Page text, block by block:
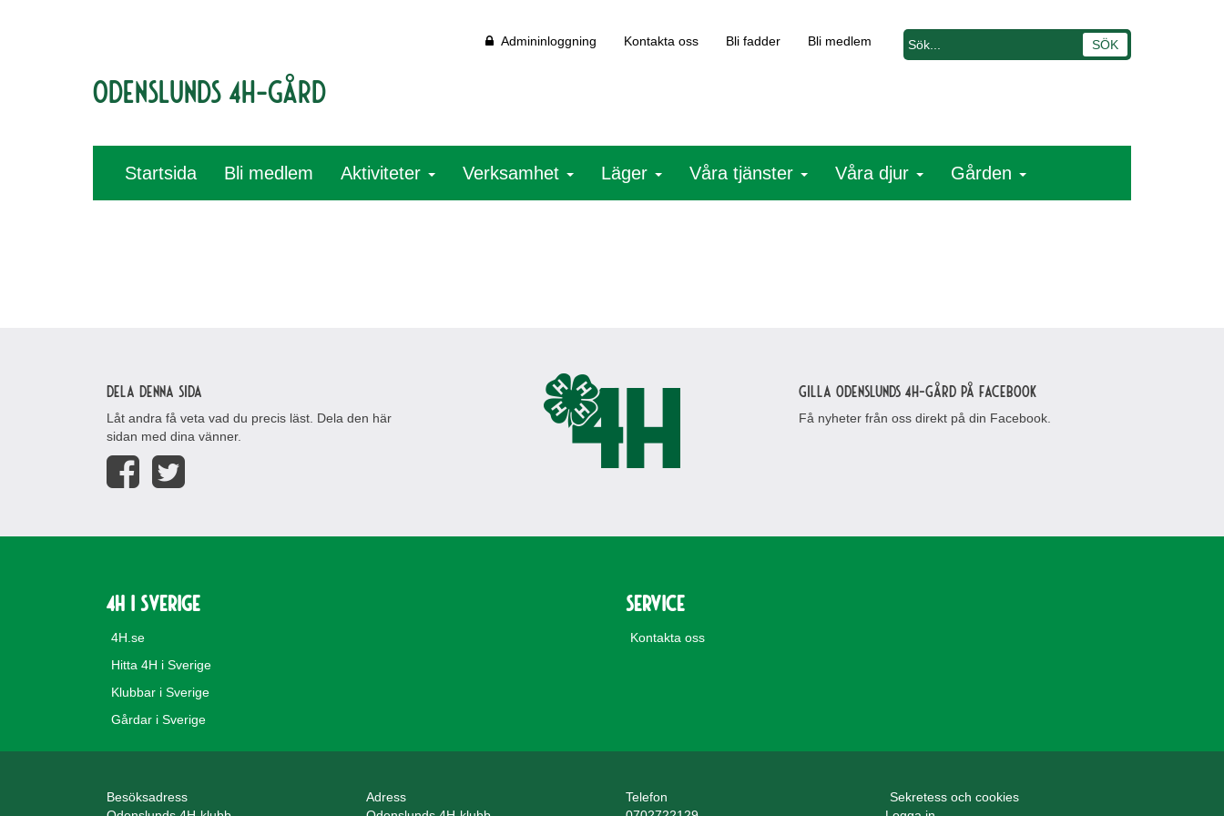
Odenslunds 4H-gård
Admininloggning Kontakta oss Bli fadder Bli medlem
Startsida Bli medlem Aktiviteter Verksamhet Läger Våra tjänster Våra djur Gården
Dela denna sida
Låt andra få veta vad du precis läst. Dela den här
sidan med dina vänner.
Gilla Odenslunds 4H-gård på Facebook
Få nyheter från oss direkt på din Facebook.
4H i Sverige
4H.se
Hitta 4H i Sverige
Klubbar i Sverige
Gårdar i Sverige
Service
Kontakta oss
Besöksadress
Adress
Telefon
Sekretess och cookies